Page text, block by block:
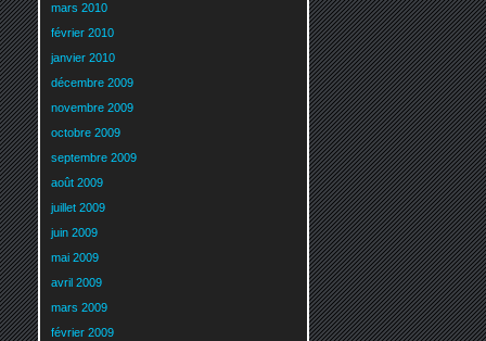
mars 2010
février 2010
janvier 2010
décembre 2009
novembre 2009
octobre 2009
septembre 2009
août 2009
juillet 2009
juin 2009
mai 2009
avril 2009
mars 2009
février 2009